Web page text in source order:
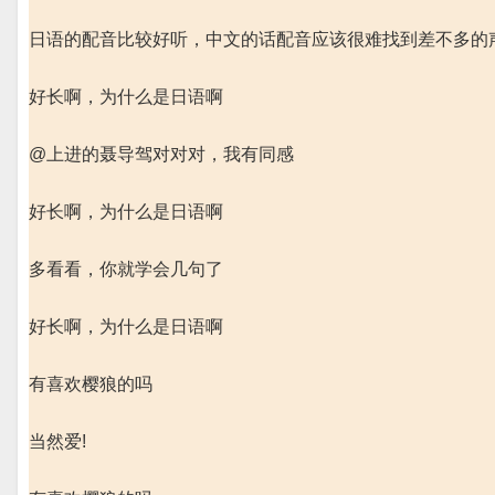
日语的配音比较好听，中文的话配音应该很难找到差不多的
好长啊，为什么是日语啊
@上进的聂导驾对对对，我有同感
好长啊，为什么是日语啊
多看看，你就学会几句了
好长啊，为什么是日语啊
有喜欢樱狼的吗
当然爱!